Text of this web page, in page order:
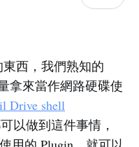
東西，我們熟知的
拿來當作網路硬碟使
Drive shell
以做到這件事情，